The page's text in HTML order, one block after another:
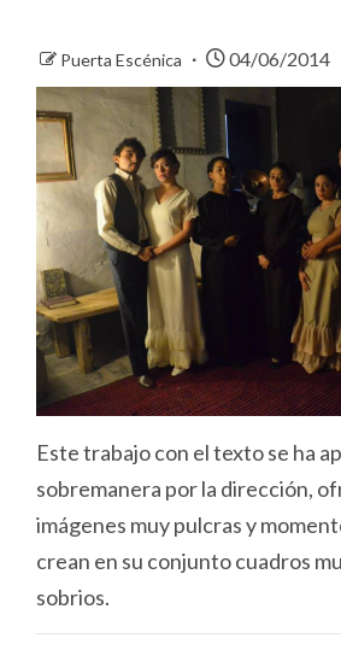
Puerta Escénica 04/06/2014
Este trabajo con el texto se ha
sobremanera por la dirección,
imágenes muy pulcras y
crean en su conjunto cuadros
sobrios.